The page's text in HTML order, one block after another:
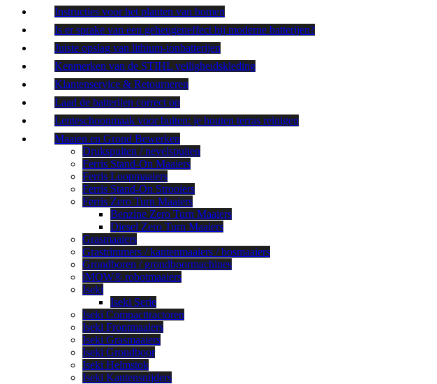
Instructies voor het planten van bomen
Is er sprake van een geheugeneffect bij moderne batterijen?
Juiste opslag van lithium-ionbatterijen
Kenmerken van de STIHL veiligheidskleding
Klantenservice & Retourneren
Laad de batterijen correct op
Lenteschoonmaak voor buiten: je houten terras reinigen
Maaien en Grond Bewerken
Drukspuiten / nevelspuiten
Ferris Stand-On Maaiers
Ferris Loopmaaiers
Ferris Stand-On Strooiers
Ferris Zero Turn Maaiers
Benzine Zero Turn Maaiers
Diesel Zero Turn Maaiers
Grasmaaiers
Grastrimmers / kantenmaaiers / bosmaaiers
Grondboren / grondboormachines
iMOW® robotmaaiers
Iseki
Iseki Serie
Iseki Compacttractoren
Iseki Frontmaaiers
Iseki Grasmaaiers
Iseki Grondboor
Iseki Helmstok
Iseki Kantensnijders